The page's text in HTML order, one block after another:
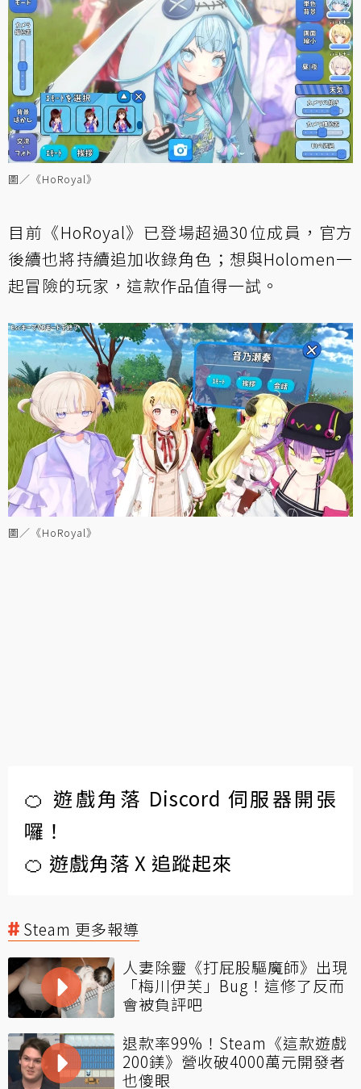
圖／《HoRoyal》
目前《HoRoyal》已登場超過30位成員，官方
後續也將持續追加收錄角色；想與Holomen一
起冒險的玩家，這款作品值得一試。
圖／《HoRoyal》
🍊 遊戲角落 Discord 伺服器開張
囉！
🍊 遊戲角落 X 追蹤起來
Steam 更多報導
人妻除靈《打屁股驅魔師》出現
「梅川伊芙」Bug！這修了反而
會被負評吧
退款率99%！Steam《這款遊戲
200鎂》營收破4000萬元開發者
也傻眼